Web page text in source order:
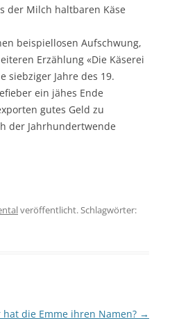
der Milch haltbaren Käse
beispiellosen Aufschwung,
Erzählung «Die Käserei
siebziger Jahre des 19.
ein jähes Ende
gutes Geld zu
der Jahrhundertwende
veröffentlicht. Schlagwörter:
hat die Emme ihren Namen? →